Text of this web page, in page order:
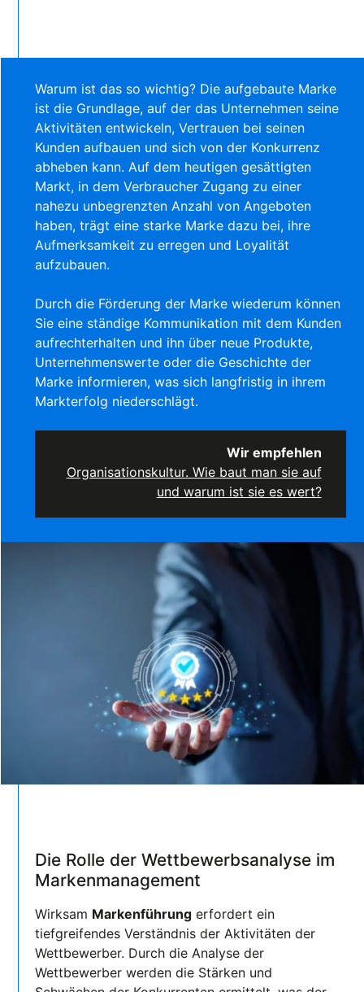
Warum ist das so wichtig? Die aufgebaute Marke
ist die Grundlage, auf der das Unternehmen seine
Aktivitäten entwickeln, Vertrauen bei seinen
Kunden aufbauen und sich von der Konkurrenz
abheben kann. Auf dem heutigen gesättigten
Markt, in dem Verbraucher Zugang zu einer
nahezu unbegrenzten Anzahl von Angeboten
haben, trägt eine starke Marke dazu bei, ihre
Aufmerksamkeit zu erregen und Loyalität
aufzubauen.
Durch die Förderung der Marke wiederum können
Sie eine ständige Kommunikation mit dem Kunden
aufrechterhalten und ihn über neue Produkte,
Unternehmenswerte oder die Geschichte der
Marke informieren, was sich langfristig in ihrem
Markterfolg niederschlägt.
Wir empfehlen
Organisationskultur. Wie baut man sie auf
und warum ist sie es wert?
Die Rolle der Wettbewerbsanalyse im
Markenmanagement
Wirksam Markenführung erfordert ein
tiefgreifendes Verständnis der Aktivitäten der
Wettbewerber. Durch die Analyse der
Wettbewerber werden die Stärken und